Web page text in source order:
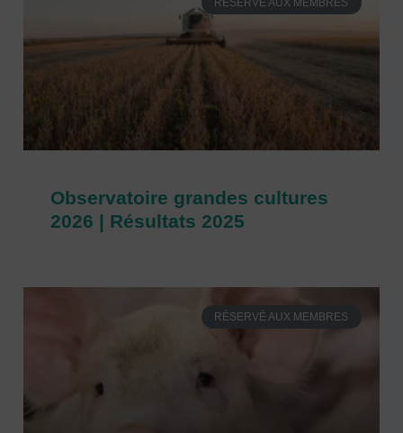
Observatoire grandes cultures
2026 | Résultats 2025
RÉSERVÉ AUX MEMBRES